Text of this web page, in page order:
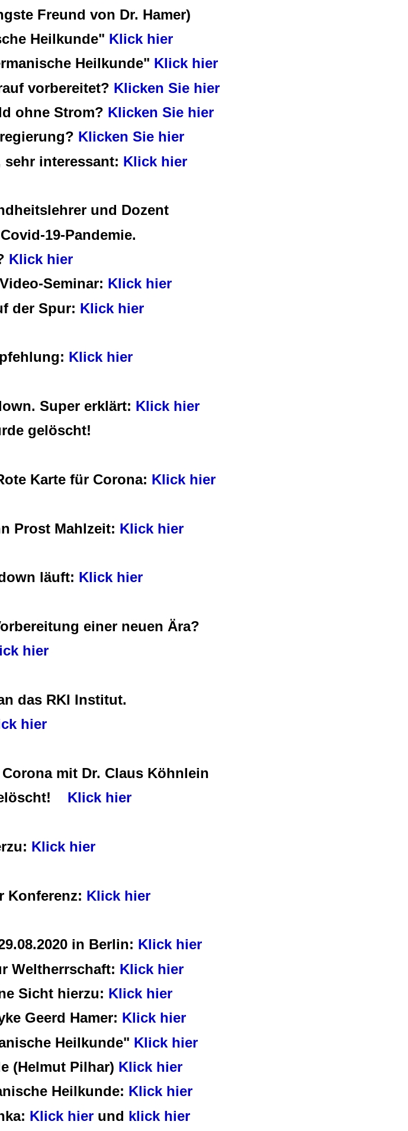
Freund von Dr. Hamer)
Heilkunde" Klick hier
Heilkunde" Klick hier
vorbereitet? Klicken Sie hier
ohne Strom? Klicken Sie hier
Klicken Sie hier
sehr interessant: Klick hier
und Dozent
19-Pandemie.
Klick hier
Seminar: Klick hier
der Spur: Klick hier
Klick hier
Super erklärt: Klick hier
gelöscht!
Karte für Corona: Klick hier
Prost Mahlzeit: Klick hier
läuft: Klick hier
einer neuen Ära?
hier
das RKI Institut.
hier
mit Dr. Claus Köhnlein
Klick hier
Klick hier
Konferenz: Klick hier
in Berlin: Klick hier
Weltherrschaft: Klick hier
Sicht hierzu: Klick hier
Geerd Hamer: Klick hier
Heilkunde" Klick hier
(Helmut Pilhar) Klick hier
Heilkunde: Klick hier
Klick hierund klick hier